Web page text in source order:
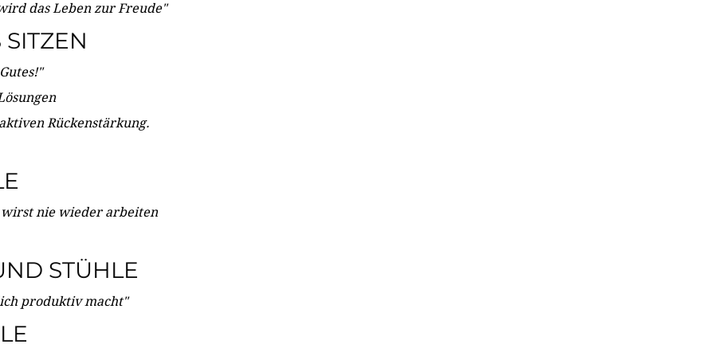
das Leben zur Freude"
Rückenstärkung.
nie wieder arbeiten
STÜHLE
produktiv macht"